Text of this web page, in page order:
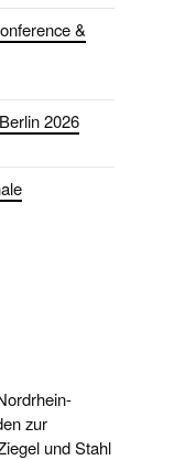
&
2026
zur
und Stahl